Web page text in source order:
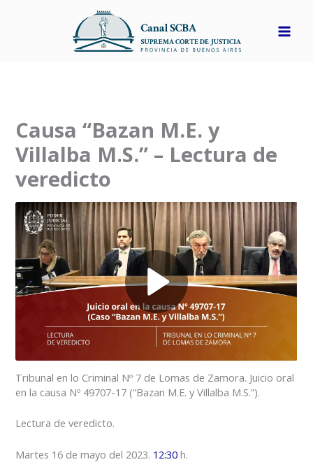
Causa “Bazan M.E. y
Villalba M.S.” – Lectura de
veredicto
Tribunal en lo Criminal Nº 7 de Lomas de Zamora. Juicio oral
en la causa Nº 49707-17 (“Bazan M.E. y Villalba M.S.”).
Lectura de veredicto.
Martes 16 de mayo del 2023. 12:30 h.